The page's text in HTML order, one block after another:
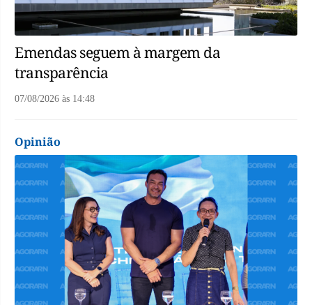
Emendas seguem à margem da
transparência
07/08/2026 às 14:48
Opinião